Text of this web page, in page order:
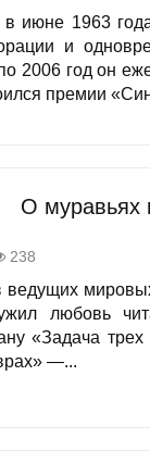
1963
и
2006 год он
премии
О муравьях
238
мировых
любовь
«Задача трех
—...